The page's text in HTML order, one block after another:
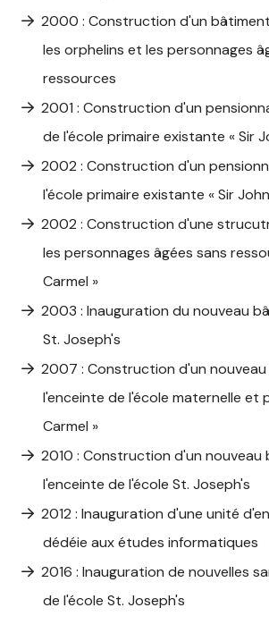
2000 : Construction d'un
les orphelins et les personnages
ressources
2001 : Construction d'un
de l'école primaire existante « Sir
2002 : Construction d'un
l'école primaire existante « Sir
2002 : Construction d'une
les personnages âgées sans
Carmel »
2003 : Inauguration du nouveau
St. Joseph's
2007 : Construction d'un
l'enceinte de l'école maternelle et
Carmel »
2010 : Construction d'un nouveau
l'enceinte de l'école St. Joseph's
2012 : Inauguration d'une unité
dédéie aux études informatiques
2016 : Inauguration de nouvelles
de l'école St. Joseph's